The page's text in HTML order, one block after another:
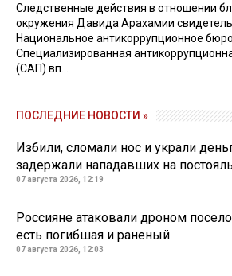
Следственные действия в отношении
окружения Давида Арахамии
Национальное антикоррупционное
Специализированная
(САП) вп...
ПОСЛЕДНИЕ НОВОСТИ »
Избили, сломали нос и украли
задержали нападавших на
07 августа 2026, 12:19
Россияне атаковали дроном
есть погибшая и раненый
07 августа 2026, 12:03